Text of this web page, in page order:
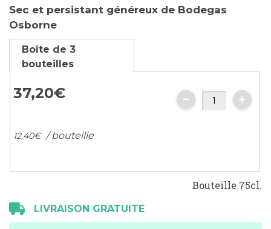
the
beginning
of
the
images
Sec et persistant généreux de Bodegas
Osborne
Boîte de 3
bouteilles
37,20€
12,40€ / bouteille
Bouteille 75cl.
LIVRAISON GRATUITE